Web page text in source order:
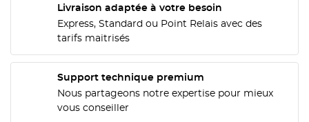
Livraison adaptée à votre besoin
Express, Standard ou Point Relais avec des
tarifs maitrisés
Support technique premium
Nous partageons notre expertise pour mieux
vous conseiller
CRÉER UNE LISTE D'ENVIES
NOM DE LA LISTE D'ENVIES
CONNEXION